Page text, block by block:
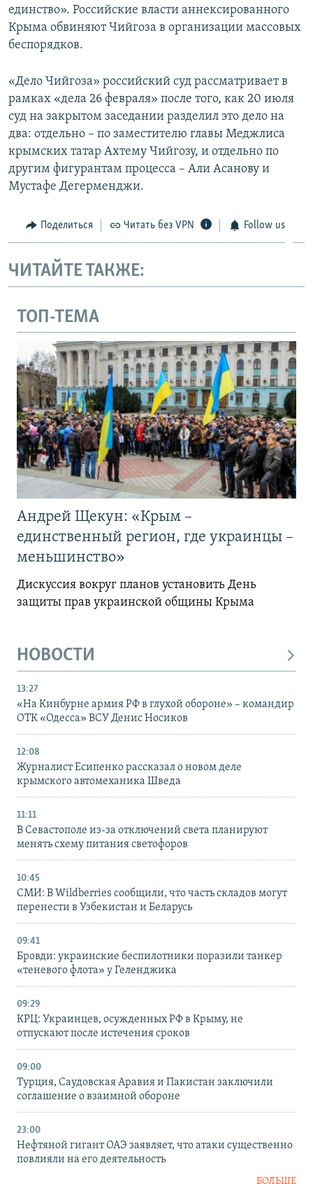
единство». Российские власти аннексированного
Крыма обвиняют Чийгоза в организации массовых
беспорядков.
«Дело Чийгоза» российский суд рассматривает в
рамках «дела 26 февраля» после того, как 20 июля
суд на закрытом заседании разделил это дело на
два: отдельно – по заместителю главы Меджлиса
крымских татар Ахтему Чийгозу, и отдельно по
другим фигурантам процесса – Али Асанову и
Мустафе Дегерменджи.
Поделиться Читать без VPN Follow us
ЧИТАЙТЕ ТАКЖЕ:
ТОП-ТЕМА
Андрей Щекун: «Крым –
единственный регион, где украинцы –
меньшинство»
Дискуссия вокруг планов установить День
защиты прав украинской общины Крыма
НОВОСТИ
13:27
«На Кинбурне армия РФ в глухой обороне» – командир
ОТК «Одесса» ВСУ Денис Носиков
12:08
Журналист Есипенко рассказал о новом деле
крымского автомеханика Шведа
11:11
В Севастополе из-за отключений света планируют
менять схему питания светофоров
10:45
СМИ: В Wildberries сообщили, что часть складов могут
перенести в Узбекистан и Беларусь
09:41
Бровди: украинские беспилотники поразили танкер
«теневого флота» у Геленджика
09:29
КРЦ: Украинцев, осужденных РФ в Крыму, не
отпускают после истечения сроков
09:00
Турция, Саудовская Аравия и Пакистан заключили
соглашение о взаимной обороне
23:00
Нефтяной гигант ОАЭ заявляет, что атаки существенно
повлияли на его деятельность
БОЛЬШЕ